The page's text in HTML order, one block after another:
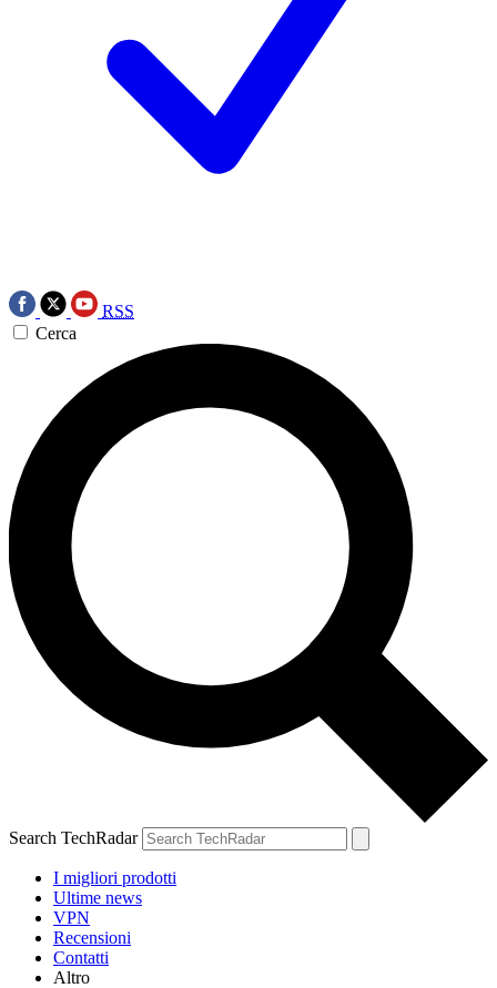
RSS
Cerca
Search TechRadar
I migliori prodotti
Ultime news
VPN
Recensioni
Contatti
Altro